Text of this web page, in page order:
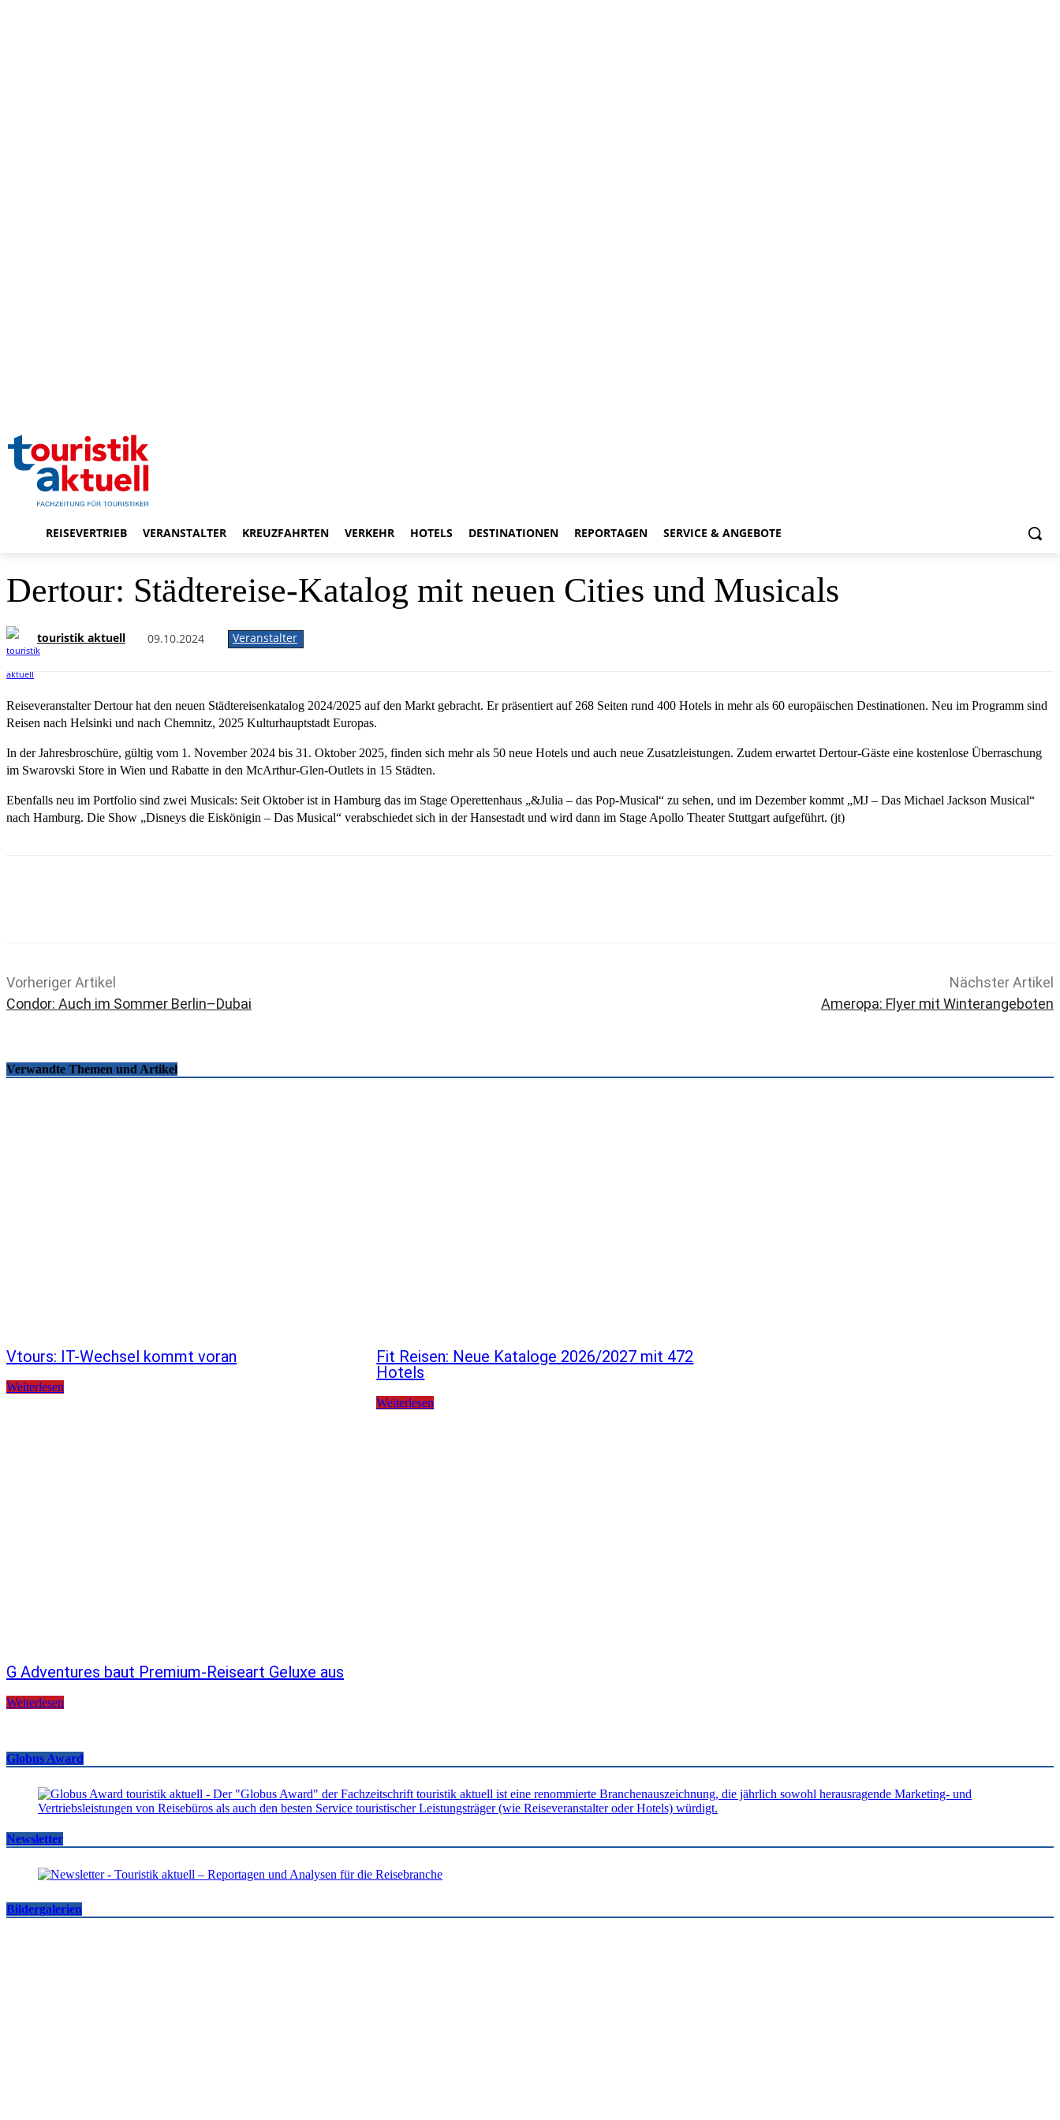
REISEVERTRIEB VERANSTALTER KREUZFAHRTEN VERKEHR HOTELS DESTINATIONEN REPORTAGEN SERVICE & ANGEBOTE
Dertour: Städtereise-Katalog mit neuen Cities und Musicals
touristik aktuell 09.10.2024 Veranstalter
Reiseveranstalter Dertour hat den neuen Städtereisenkatalog 2024/2025 auf den Markt gebracht. Er präsentiert auf 268 Seiten rund 400 Hotels in mehr als 60 europäischen Destinationen. Neu im Programm sind
Reisen nach Helsinki und nach Chemnitz, 2025 Kulturhauptstadt Europas.
In der Jahresbroschüre, gültig vom 1. November 2024 bis 31. Oktober 2025, finden sich mehr als 50 neue Hotels und auch neue Zusatzleistungen. Zudem erwartet Dertour-Gäste eine kostenlose Überraschung
im Swarovski Store in Wien und Rabatte in den McArthur-Glen-Outlets in 15 Städten.
Ebenfalls neu im Portfolio sind zwei Musicals: Seit Oktober ist in Hamburg das im Stage Operettenhaus „&Julia – das Pop-Musical“ zu sehen, und im Dezember kommt „MJ – Das Michael Jackson Musical“
nach Hamburg. Die Show „Disneys die Eiskönigin – Das Musical“ verabschiedet sich in der Hansestadt und wird dann im Stage Apollo Theater Stuttgart aufgeführt. (jt)
Vorheriger Artikel
Condor: Auch im Sommer Berlin–Dubai
Nächster Artikel
Ameropa: Flyer mit Winterangeboten
Verwandte Themen und Artikel
Vtours: IT-Wechsel kommt voran
Weiterlesen
Fit Reisen: Neue Kataloge 2026/2027 mit 472
Hotels
Weiterlesen
G Adventures baut Premium-Reiseart Geluxe aus
Weiterlesen
Globus Award
Newsletter
Bildergalerien